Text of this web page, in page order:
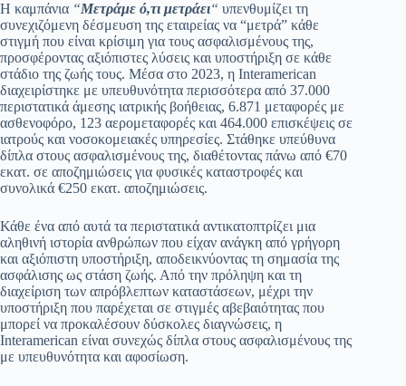
Η καμπάνια “Μετράμε ό,τι μετράει“ υπενθυμίζει τη
συνεχιζόμενη δέσμευση της εταιρείας να “μετρά” κάθε
στιγμή που είναι κρίσιμη για τους ασφαλισμένους της,
προσφέροντας αξιόπιστες λύσεις και υποστήριξη σε κάθε
στάδιο της ζωής τους. Μέσα στο 2023, η Interamerican
διαχειρίστηκε με υπευθυνότητα περισσότερα από 37.000
περιστατικά άμεσης ιατρικής βοήθειας, 6.871 μεταφορές με
ασθενοφόρο, 123 αερομεταφορές και 464.000 επισκέψεις σε
ιατρούς και νοσοκομειακές υπηρεσίες. Στάθηκε υπεύθυνα
δίπλα στους ασφαλισμένους της, διαθέτοντας πάνω από €70
εκατ. σε αποζημιώσεις για φυσικές καταστροφές και
συνολικά €250 εκατ. αποζημιώσεις.
Κάθε ένα από αυτά τα περιστατικά αντικατοπτρίζει μια
αληθινή ιστορία ανθρώπων που είχαν ανάγκη από γρήγορη
και αξιόπιστη υποστήριξη, αποδεικνύοντας τη σημασία της
ασφάλισης ως στάση ζωής. Από την πρόληψη και τη
διαχείριση των απρόβλεπτων καταστάσεων, μέχρι την
υποστήριξη που παρέχεται σε στιγμές αβεβαιότητας που
μπορεί να προκαλέσουν δύσκολες διαγνώσεις, η
Interamerican είναι συνεχώς δίπλα στους ασφαλισμένους της
με υπευθυνότητα και αφοσίωση.